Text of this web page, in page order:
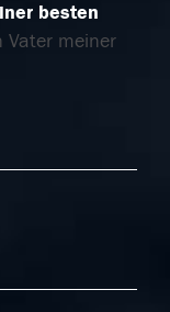
besten
Vater meiner